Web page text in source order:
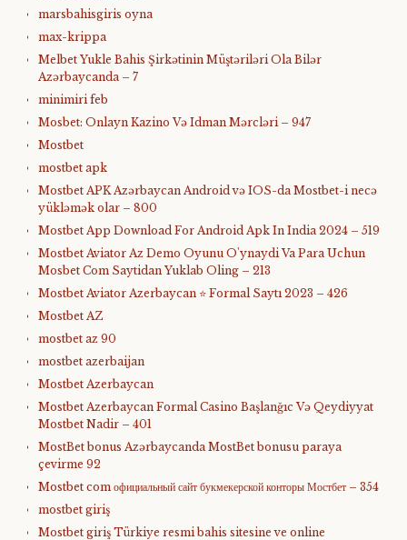
marsbahisgiris oyna
max-krippa
Melbet Yukle Bahis Şirkətinin Müştəriləri Ola Bilər
Azərbaycanda – 7
minimiri feb
Mosbet: Onlayn Kazino Və Idman Mərcləri – 947
Mostbet
mostbet apk
Mostbet APK Azərbaycan Android və IOS-da Mostbet-i necə
yükləmək olar – 800
Mostbet App Download For Android Apk In India 2024 – 519
Mostbet Aviator Az Demo Oyunu O'ynaydi Va Para Uchun
Mosbet Com Saytidan Yuklab Oling – 213
Mostbet Aviator Azerbaycan ⭐️ Formal Saytı 2023 – 426
Mostbet AZ
mostbet az 90
mostbet azerbaijan
Mostbet Azerbaycan
Mostbet Azerbaycan Formal Casino Başlanğıc Və Qeydiyyat
Mostbet Nadir – 401
MostBet bonus Azərbaycanda MostBet bonusu paraya
çevirme 92
Mostbet com официальный сайт букмекерской конторы Мостбет – 354
mostbet giriş
Mostbet giriş Türkiye resmi bahis sitesine ve online